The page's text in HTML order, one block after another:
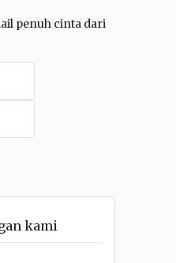
penuh cinta dari
kami